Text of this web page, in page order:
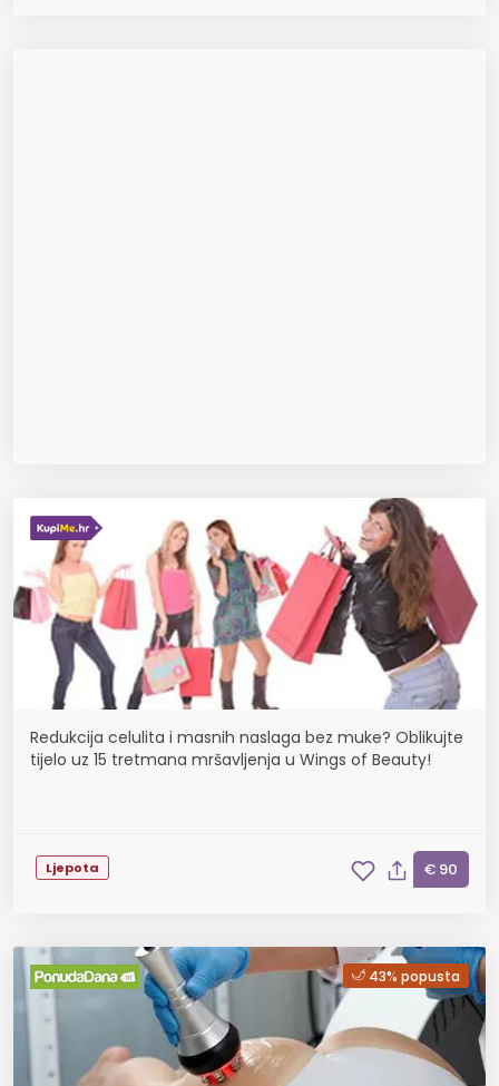
Redukcija celulita i masnih naslaga bez muke? Oblikujte
tijelo uz 15 tretmana mršavljenja u Wings of Beauty!
Ljepota € 90
43% popusta